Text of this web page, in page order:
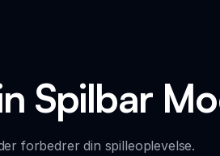
Spilbar
forbedrer din spilleoplevelse.